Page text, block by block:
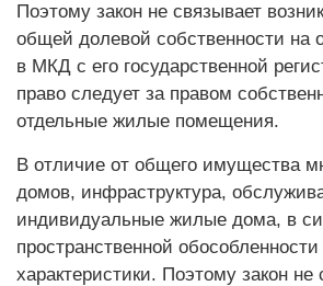
Поэтому закон не связывает
общей долевой собственности
в МКД с его государственной
право следует за правом
отдельные жилые помещения.
В отличие от общего имущества
домов, инфраструктура,
индивидуальные жилые дома, в
пространственной
характеристики. Поэтому закон не